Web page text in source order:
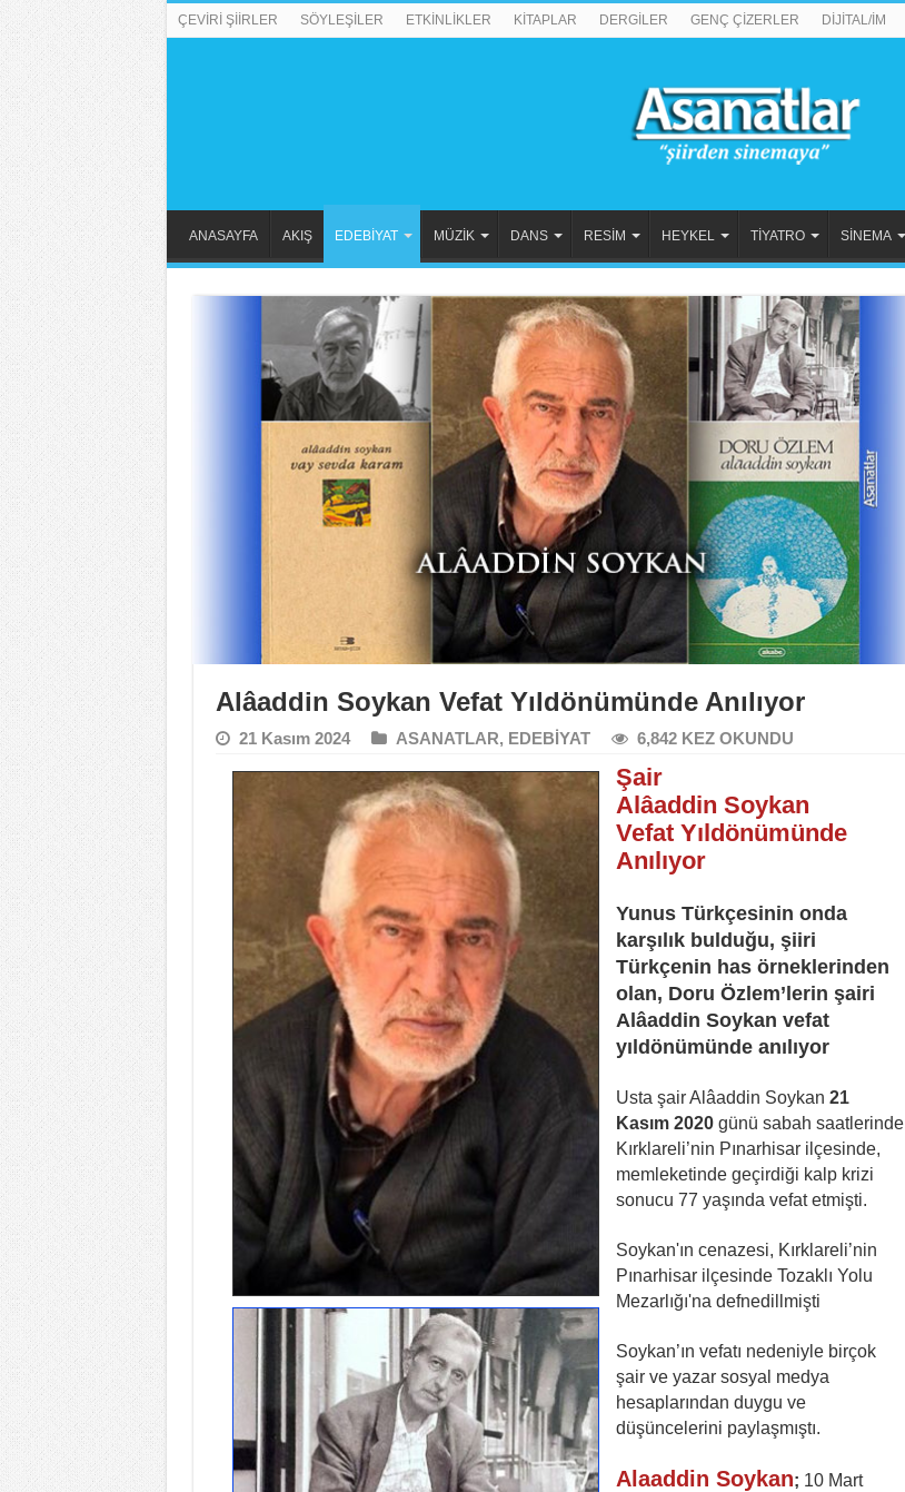
ÇEVİRİ ŞİİRLER SÖYLEŞİLER ETKİNLİKLER KİTAPLAR DERGİLER GENÇ ÇİZERLER DİJİTAL/İM
ANASAYFA AKIŞ EDEBİYAT MÜZİK DANS RESİM HEYKEL TİYATRO SİNEMA
Alâaddin Soykan Vefat Yıldönümünde Anılıyor
21 Kasım 2024 ASANATLAR, EDEBİYAT 6,842 KEZ OKUNDU
Şair
Alâaddin Soykan
Vefat Yıldönümünde
Anılıyor
Yunus Türkçesinin onda
karşılık bulduğu, şiiri
Türkçenin has örneklerinden
olan, Doru Özlem’lerin şairi
Alâaddin Soykan vefat
yıldönümünde anılıyor
Usta şair Alâaddin Soykan 21
Kasım 2020günü sabah saatlerinde
Kırklareli’nin Pınarhisar ilçesinde,
memleketinde geçirdiği kalp krizi
sonucu 77 yaşında vefat etmişti.
Soykan'ın cenazesi, Kırklareli’nin
Pınarhisar ilçesinde Tozaklı Yolu
Mezarlığı'na defnedillmişti
Soykan’ın vefatı nedeniyle birçok
şair ve yazar sosyal medya
hesaplarından duygu ve
düşüncelerini paylaşmıştı.
Alaaddin Soykan; 10 Mart